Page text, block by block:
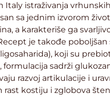
Italy istraživanja
sa jednim izvorom
a karakteriše ga
je takođe
koji su
formulacija sadrži
razvoj artikulacije i
rast kostiju i zglobova